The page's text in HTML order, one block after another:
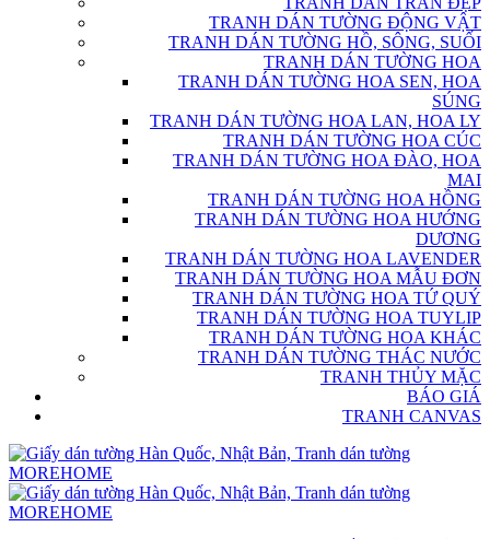
TRANH DÁN TƯỜNG ĐỘNG VẬT
TRANH DÁN TƯỜNG HỒ, SÔNG, SUỐI
TRANH DÁN TƯỜNG HOA
TRANH DÁN TƯỜNG HOA SEN, HOA
SÚNG
TRANH DÁN TƯỜNG HOA LAN, HOA LY
TRANH DÁN TƯỜNG HOA CÚC
TRANH DÁN TƯỜNG HOA ĐÀO, HOA
MAI
TRANH DÁN TƯỜNG HOA HỒNG
TRANH DÁN TƯỜNG HOA HƯỚNG
DƯƠNG
TRANH DÁN TƯỜNG HOA LAVENDER
TRANH DÁN TƯỜNG HOA MẪU ĐƠN
TRANH DÁN TƯỜNG HOA TỨ QUÝ
TRANH DÁN TƯỜNG HOA TUYLIP
TRANH DÁN TƯỜNG HOA KHÁC
TRANH DÁN TƯỜNG THÁC NƯỚC
TRANH THỦY MẶC
BÁO GIÁ
TRANH CANVAS